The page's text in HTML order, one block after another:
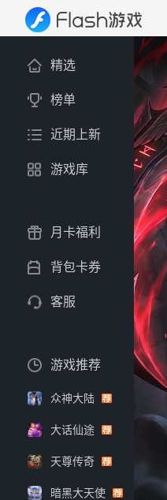
精选
榜单
近期上新
游戏库
月卡福利
背包卡券
客服
游戏推荐
众神大陆
大话仙途
天尊传奇
暗黑大天使